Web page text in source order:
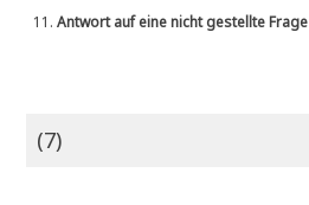
11.Antwort auf eine nicht gestellte Frage
(7)